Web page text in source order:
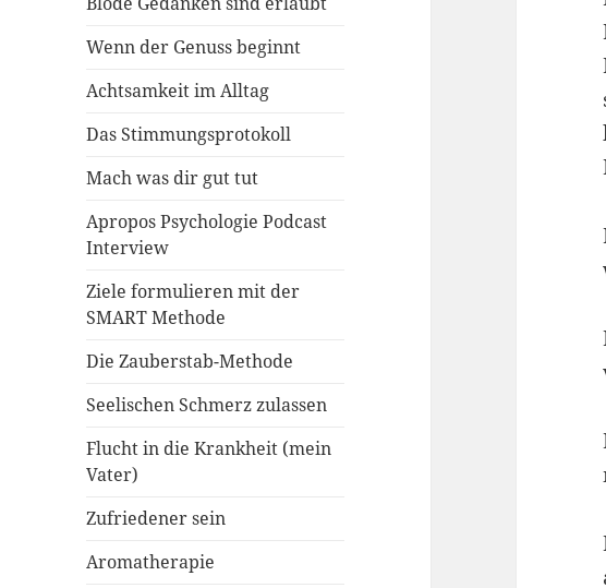
Wenn der Genuss beginnt
Achtsamkeit im Alltag
Das Stimmungsprotokoll
Mach was dir gut tut
Apropos Psychologie Podcast
Interview
Ziele formulieren mit der
SMART Methode
Die Zauberstab-Methode
Seelischen Schmerz zulassen
Flucht in die Krankheit (mein
Vater)
Zufriedener sein
Aromatherapie